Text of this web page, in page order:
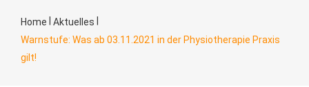
Home Aktuelles
Warnstufe: Was ab 03.11.2021 in der Physiotherapie Praxis
gilt!